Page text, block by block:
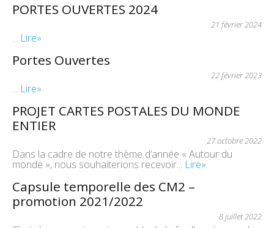
PORTES OUVERTES 2024
21 février 2024
... Lire»
Portes Ouvertes
22 février 2023
... Lire»
PROJET CARTES POSTALES DU MONDE
ENTIER
27 octobre 2022
Dans la cadre de notre thème d’année « Autour du
monde », nous souhaiterions recevoir... Lire»
Capsule temporelle des CM2 –
promotion 2021/2022
8 juillet 2022